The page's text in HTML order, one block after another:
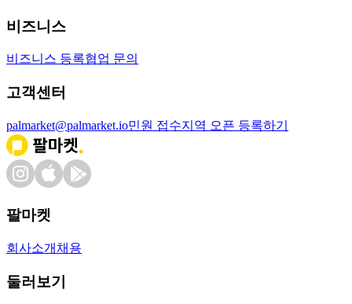
비즈니스
비즈니스 등록협업 문의
고객센터
palmarket@palmarket.io민원 접수지역 오픈 등록하기
팔마켓
회사소개 채용
둘러보기